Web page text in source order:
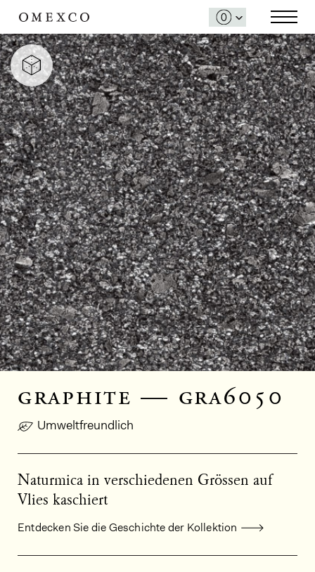
graphite — gra6050
Umweltfreundlich
Naturmica in verschiedenen Grössen auf
Vlies kaschiert
Entdecken Sie die Geschichte der Kollektion